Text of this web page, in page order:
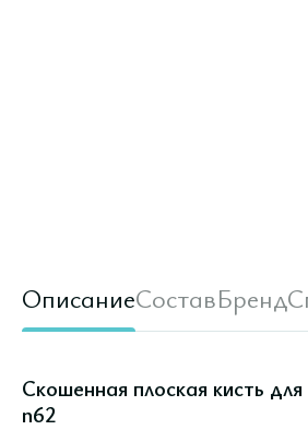
ОписаниеСоставБренд
Скошенная плоская кисть
n62